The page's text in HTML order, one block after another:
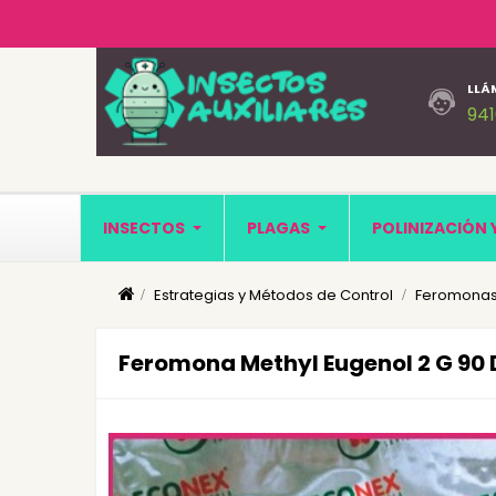
INSECTOS PLAGAS POLINIZACIÓN
Estrategias y Métodos de Control
Feromona Methyl Eugenol 2 G